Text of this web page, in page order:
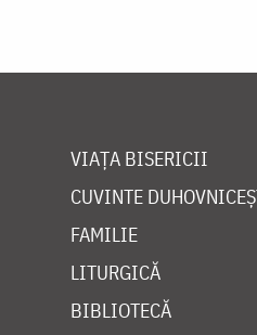
VIAȚA BISERICII
CUVINTE
FAMILIE
LITURGICĂ
BIBLIOTECĂ